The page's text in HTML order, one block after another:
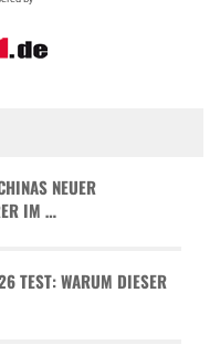
NEUER
IM …
TEST: WARUM DIESER